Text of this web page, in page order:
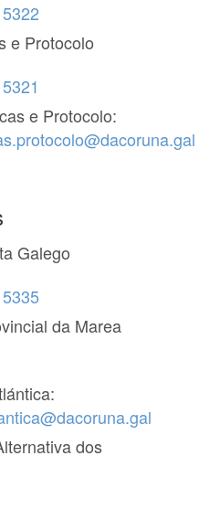
e Protocolo
e Protocolo:
Galego
da Marea
dos